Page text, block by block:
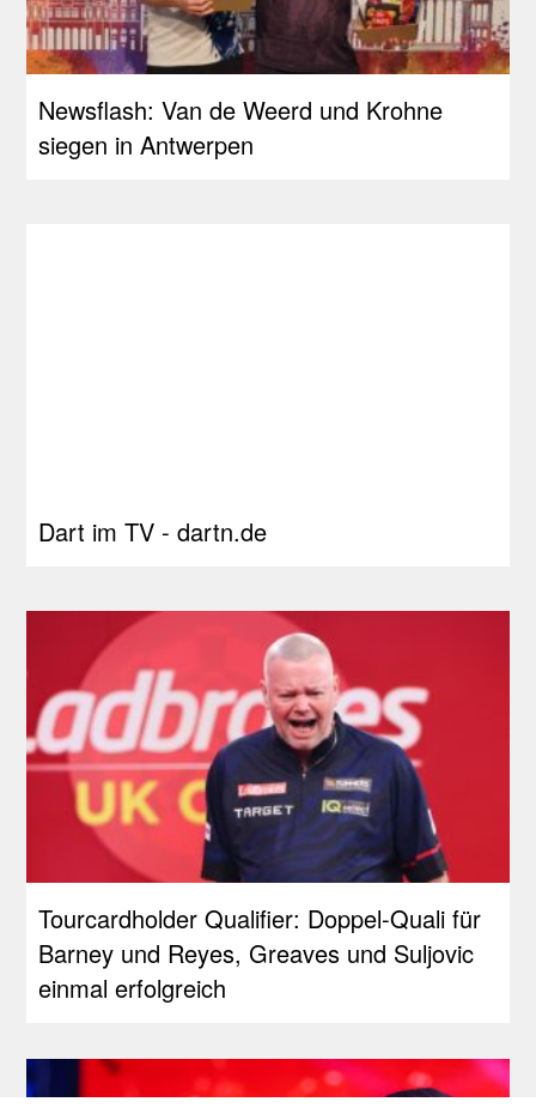
Newsflash: Van de Weerd und Krohne
siegen in Antwerpen
Dart im TV - dartn.de
Tourcardholder Qualifier: Doppel-Quali für
Barney und Reyes, Greaves und Suljovic
einmal erfolgreich